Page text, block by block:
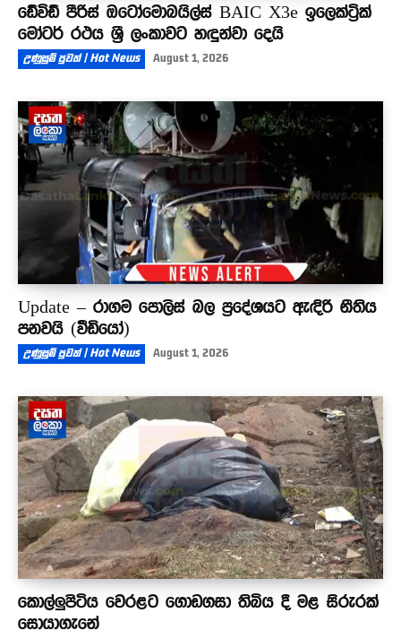
ඩේවිඩ් පීරිස් ඔටෝමොබයිල්ස් BAIC X3e ඉලෙක්ට්‍රික්
මෝටර් රථය ශ්‍රී ලංකාවට හඳුන්වා දෙයි
උණුසුම් පුවත් | Hot News August 1, 2026
Update – රාගම පොලිස් බල ප්‍රදේශයට ඇඳිරි නීතිය
පනවයි (වීඩියෝ)
උණුසුම් පුවත් | Hot News August 1, 2026
කොල්ලුපිටිය වෙරළට ගොඩගසා තිබිය දී මළ සිරුරක්
සොයාගැනේ